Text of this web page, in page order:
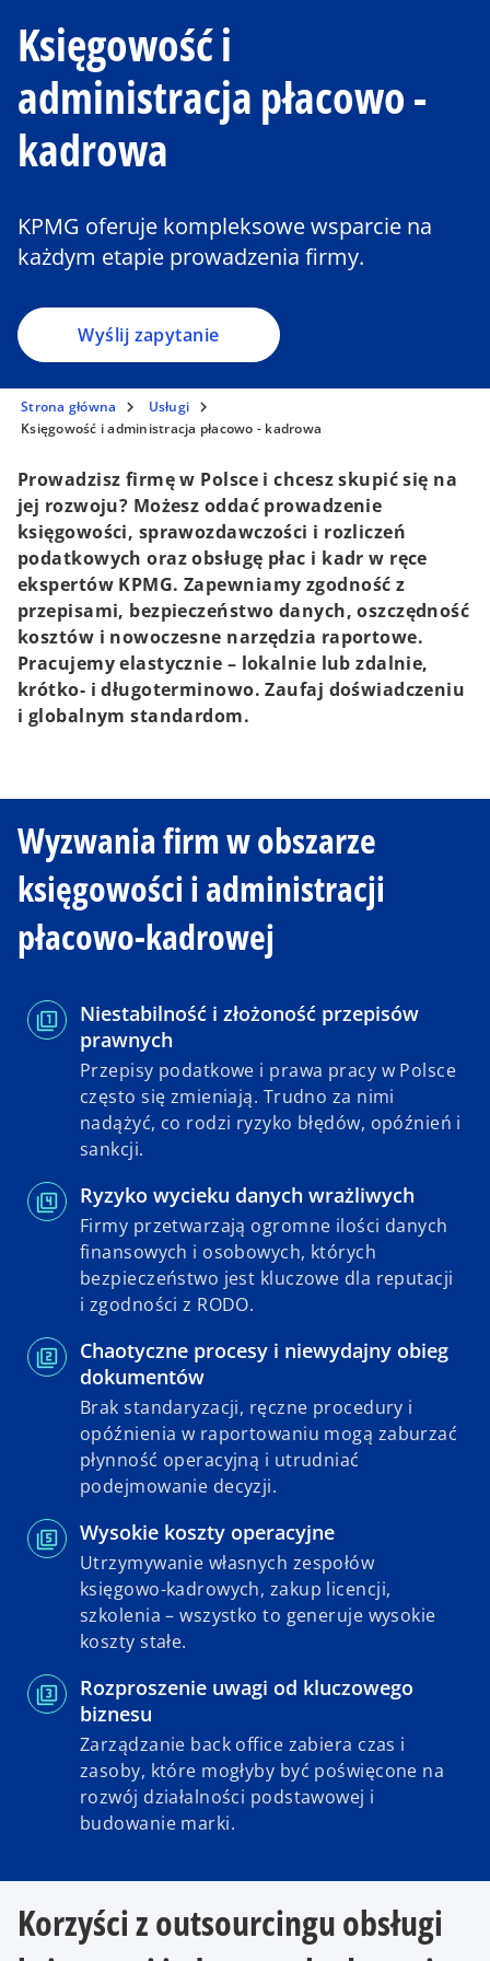
Księgowość i
administracja płacowo -
kadrowa
KPMG oferuje kompleksowe wsparcie na
każdym etapie prowadzenia firmy.
Wyślij zapytanie
Strona główna
Usługi
Księgowość i administracja płacowo - kadrowa
Prowadzisz firmę w Polsce i chcesz skupić się na
jej rozwoju? Możesz oddać prowadzenie
księgowości, sprawozdawczości i rozliczeń
podatkowych oraz obsługę płac i kadr w ręce
ekspertów KPMG. Zapewniamy zgodność z
przepisami, bezpieczeństwo danych, oszczędność
kosztów i nowoczesne narzędzia raportowe.
Pracujemy elastycznie – lokalnie lub zdalnie,
krótko- i długoterminowo. Zaufaj doświadczeniu
i globalnym standardom.
Wyzwania firm w obszarze
księgowości i administracji
płacowo-kadrowej
Niestabilność i złożoność przepisów
prawnych
Przepisy podatkowe i prawa pracy w Polsce
często się zmieniają. Trudno za nimi
nadążyć, co rodzi ryzyko błędów, opóźnień i
sankcji.
Ryzyko wycieku danych wrażliwych
Firmy przetwarzają ogromne ilości danych
finansowych i osobowych, których
bezpieczeństwo jest kluczowe dla reputacji
i zgodności z RODO.
Chaotyczne procesy i niewydajny obieg
dokumentów
Brak standaryzacji, ręczne procedury i
opóźnienia w raportowaniu mogą zaburzać
płynność operacyjną i utrudniać
podejmowanie decyzji.
Wysokie koszty operacyjne
Utrzymywanie własnych zespołów
księgowo-kadrowych, zakup licencji,
szkolenia – wszystko to generuje wysokie
koszty stałe.
Rozproszenie uwagi od kluczowego
biznesu
Zarządzanie back office zabiera czas i
zasoby, które mogłyby być poświęcone na
rozwój działalności podstawowej i
budowanie marki.
Korzyści z outsourcingu obsługi